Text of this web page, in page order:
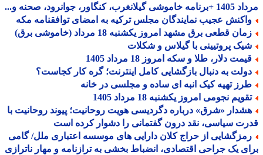
کنگاور، جوانرود، صحنه و...
عجیب نمایندگان مجلس ترکیه به امضای توافقنامه مکه
قطعی برق مشهد امروز یکشنبه 18 مرداد (خاموشی برق)
پروتیینی با گیلاس و شکلات
دلار، طلا و سکه امروز 18 مرداد 1405
به دنبال بازگشایی کامل اینترنت؛ گره کار کجاست؟
تهیه کیک انبه ای ساده و مجلسی در خانه
نجومی امروز یکشنبه 18 مرداد 1405
«شرق» درباره دگردیسی هویت روحانیت؛ پیوند روحانیت با
سیاسی، نقد درون گفتمانی را دشوار کرده است
از حراج کلان دارایی های موسسه اعتباری ملل/ گامی
یک جراحی اقتصادی، انضباط بخشی به ترازنامه و مهار ناترازی